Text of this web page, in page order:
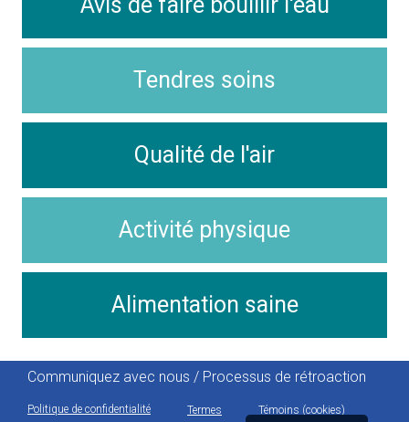
Avis de faire bouillir l'eau
Tendres soins
Qualité de l'air
Activité physique
Alimentation saine
Communiquez avec nous / Processus de rétroaction
Politique de confidentialité Termes Témoins (cookies)